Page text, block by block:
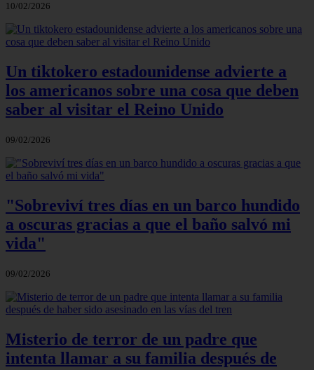
10/02/2026
Un tiktokero estadounidense advierte a
los americanos sobre una cosa que deben
saber al visitar el Reino Unido
09/02/2026
"Sobreviví tres días en un barco hundido
a oscuras gracias a que el baño salvó mi
vida"
09/02/2026
Misterio de terror de un padre que
intenta llamar a su familia después de